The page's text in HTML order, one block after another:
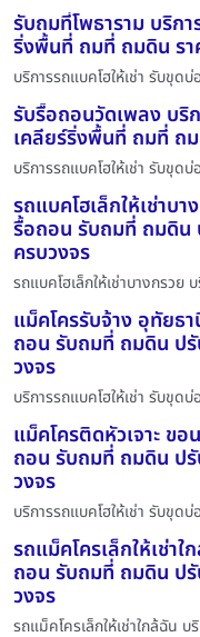
รับถมที่โพธาราม บริก
ริ่งพื้นที่ ถมที่ ถมดิน รา
บริการรถแบคโฮให้เช่า รับขุด
รับรื้อถอนวัดเพลง บริ
เคลียร์ริ่งพื้นที่ ถมที่ ถม
บริการรถแบคโฮให้เช่า รับขุด
รถแบคโฮเล็กให้เช่าบ
รื้อถอน รับถมที่ ถมดิน
ครบวงจร
รถแบคโฮเล็กให้เช่าบางกรวย
แม็คโครรับจ้าง อุทัยธ
ถอน รับถมที่ ถมดิน ป
วงจร
บริการรถแบคโฮให้เช่า รับขุด
แม็คโครติดหัวเจาะ ขอ
ถอน รับถมที่ ถมดิน ป
วงจร
บริการรถแบคโฮให้เช่า รับขุด
รถแม็คโครเล็กให้เช่า
ถอน รับถมที่ ถมดิน ป
วงจร
รถแม็คโครเล็กให้เช่าใกล้ฉัน